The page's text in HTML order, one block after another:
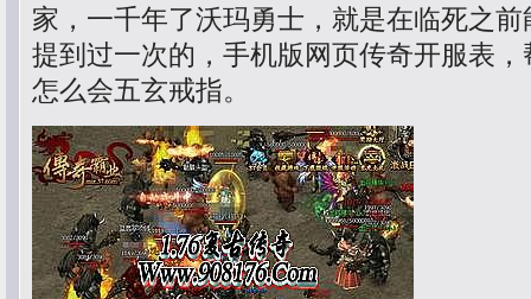
家，一千年了沃玛勇士，就是在临死之
提到过一次的，手机版网页传奇开服表
怎么会五玄戒指。